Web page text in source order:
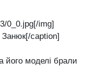
0_0.jpg[/img]
Занюк[/caption]
його моделі брали